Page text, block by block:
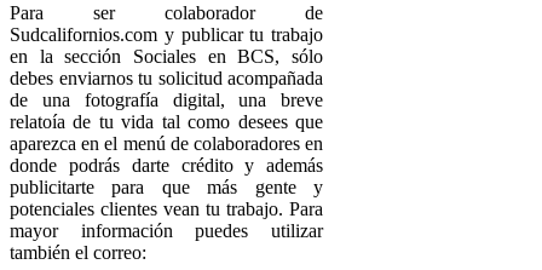
Para ser colaborador de
Sudcalifornios.com y publicar tu trabajo
en la sección Sociales en BCS, sólo
debes enviarnos tu solicitud acompañada
de una fotografía digital, una breve
relatoía de tu vida tal como desees que
aparezca en el menú de colaboradores en
donde podrás darte crédito y además
publicitarte para que más gente y
potenciales clientes vean tu trabajo. Para
mayor información puedes utilizar
también el correo: